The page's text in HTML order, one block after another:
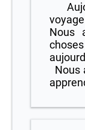
Nous
Nous